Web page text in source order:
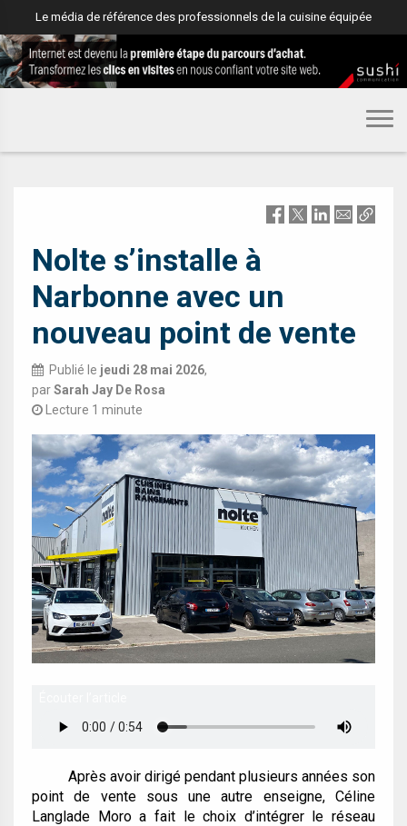
Le média de référence des professionnels de la cuisine équipée
Nolte s’installe à
Narbonne avec un
nouveau point de vente
Publié le jeudi 28 mai 2026,
parSarah Jay De Rosa
Lecture 1 minute
Après avoir dirigé pendant plusieurs années son
point de vente sous une autre enseigne, Céline
Langlade Moro a fait le choix d’intégrer le réseau